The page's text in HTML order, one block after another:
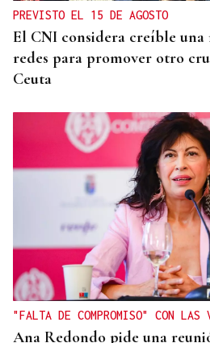
PREVISTO EL 15 DE AGOSTO
El CNI considera creíble una
redes para promover otro
Ceuta
"FALTA DE COMPROMISO" CON LAS
Ana Redondo pide una